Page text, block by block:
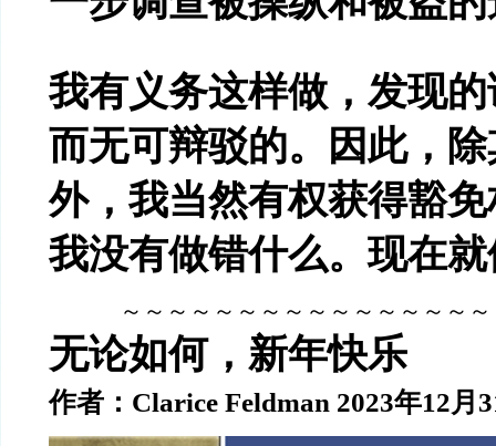
我有义务这样做，发现
而无可辩驳的。因此，
外，我当然有权获得豁
我没有做错什么。现在
～～～～～～～～～～～～～～～
无论如何，新年快乐
作者：Clarice Feldman 2023年12月